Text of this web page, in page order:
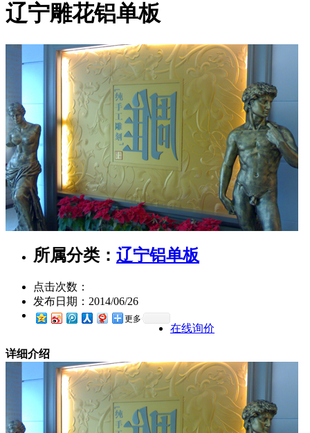
辽宁雕花铝单板
所属分类： 辽宁铝单板
点击次数：
发布日期： 2014/06/26
更多
在线询价
详细介绍